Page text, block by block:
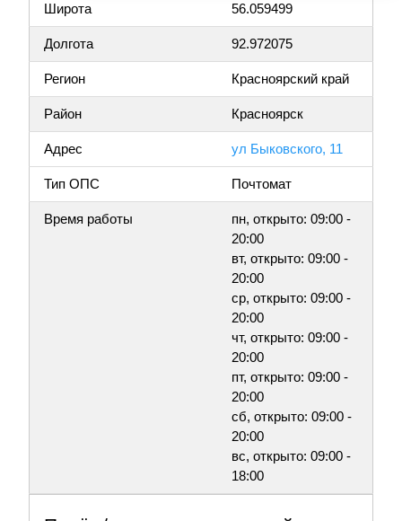
Широта 56.059499
Долгота 92.972075
Регион Красноярский край
Район Красноярск
Адрес ул Быковского, 11
Тип ОПС Почтомат
Время работы
пн, открыто: 09:00 -
20:00
вт, открыто: 09:00 -
20:00
ср, открыто: 09:00 -
20:00
чт, открыто: 09:00 -
20:00
пт, открыто: 09:00 -
20:00
сб, открыто: 09:00 -
20:00
вс, открыто: 09:00 -
18:00